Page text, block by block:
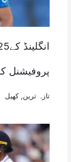
پروفیشنل
تازہ ترین کھیل